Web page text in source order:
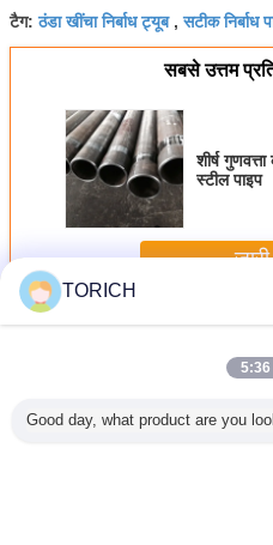
टैग:ठंडा खींचा निर्बाध ट्यूब,सटीक निर्बाध
सबसे उत्तम
शीर्ष
स्टील पाइप
अधिकनिर्बाध प्रेसिजन स्टील ट्यूब
TORICH
5:36
Good day, what product are you